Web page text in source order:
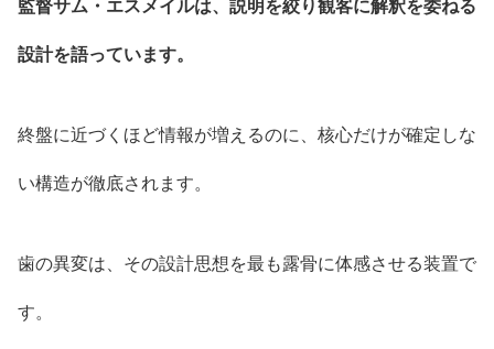
監督サム・エスメイルは、説明を絞り観客に解釈を委ねる
設計を語っています。
終盤に近づくほど情報が増えるのに、核心だけが確定しな
い構造が徹底されます。
歯の異変は、その設計思想を最も露骨に体感させる装置で
す。